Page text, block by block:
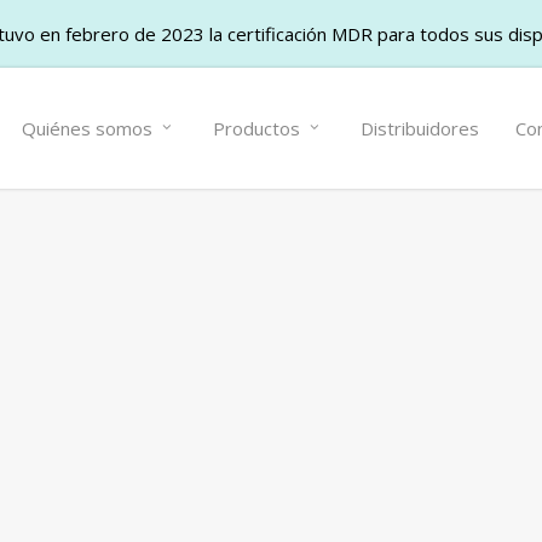
Quiénes somos Productos Distribuidores
en febrero de 2023 la certificación MDR para todos sus